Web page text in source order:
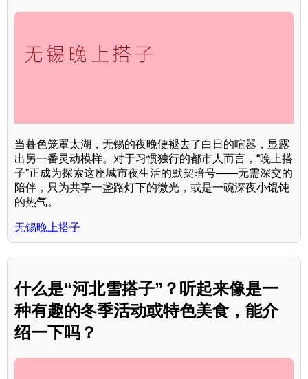
当暮色笼罩太湖，无锡的夜晚便褪去了白日的喧嚣，显露
出另一番灵动模样。对于习惯独行的都市人而言，“晚上搭
子”正成为探索这座城市夜生活的默契暗号——无需深交的
陪伴，只为共享一盏路灯下的微光，或是一碗深夜小馄饨
的热气。
无锡晚上搭子
什么是“河北雪搭子”？听起来像是一
种有趣的冬季活动或特色美食，能介
绍一下吗？